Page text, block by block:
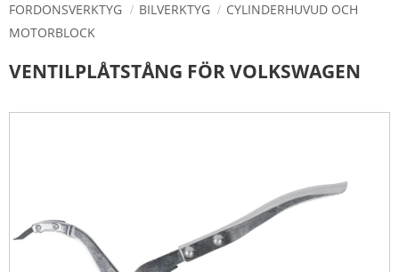
FORDONSVERKTYG BILVERKTYG
CYLINDERHUVUD OCH
MOTORBLOCK
VENTILPLÅTSTÅNG FÖR VOLKSWAGEN